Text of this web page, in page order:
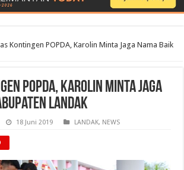
Kontingen POPDA, Karolin Minta Jaga Nama Baik
POPDA, Karolin Minta Jaga
Landak
18 Juni 2019 LANDAK, NEWS